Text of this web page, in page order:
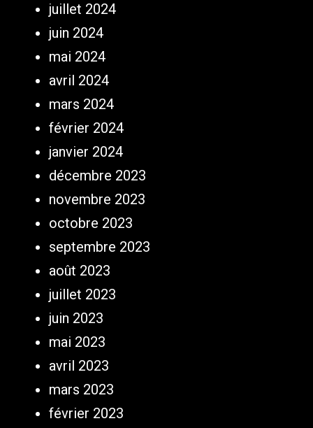
juillet 2024
juin 2024
mai 2024
avril 2024
mars 2024
février 2024
janvier 2024
décembre 2023
novembre 2023
octobre 2023
septembre 2023
août 2023
juillet 2023
juin 2023
mai 2023
avril 2023
mars 2023
février 2023